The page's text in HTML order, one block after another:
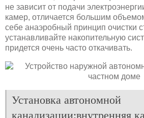
не зависит от подачи
камер, отличается большим
себе анаэробный принцип очистки
устанавливайте накопительную
придется очень часто откачивать.
Установка автономной
канализации:внутренняя